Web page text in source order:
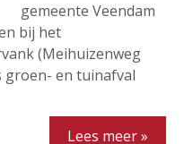
gemeente Veendam
bij het
(Meihuizenweg
groen- en tuinafval
Lees meer »